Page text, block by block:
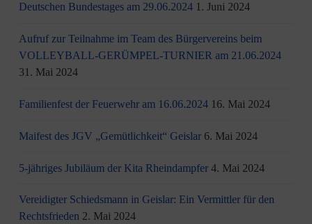
Deutschen Bundestages am 29.06.2024 1. Juni 2024
Aufruf zur Teilnahme im Team des Bürgervereins beim
VOLLEYBALL-GERÜMPEL-TURNIER am 21.06.2024
31. Mai 2024
Familienfest der Feuerwehr am 16.06.2024 16. Mai 2024
Maifest des JGV „Gemütlichkeit“ Geislar 6. Mai 2024
5-jähriges Jubiläum der Kita Rheindampfer 4. Mai 2024
Vereidigter Schiedsmann in Geislar: Ein Vermittler für den
Rechtsfrieden 2. Mai 2024